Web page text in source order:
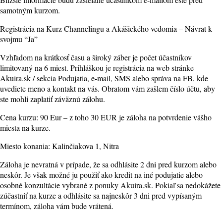
samotným kurzom.
Registrácia na Kurz Channelingu a Akášického vedomia – Návrat k
svojmu “Ja”
Vzhľadom na krátkosť času a široký záber je počet účastníkov
limitovaný na 6 miest. Prihláškou je registrácia na web stránke
Akuira.sk / sekcia Podujatia, e-mail, SMS alebo správa na FB, kde
uvediete meno a kontakt na vás. Obratom vám zašlem číslo účtu, aby
ste mohli zaplatiť záväznú zálohu.
Cena kurzu: 90 Eur – z toho 30 EUR je záloha na potvrdenie vášho
miesta na kurze.
Miesto konania: Kalinčiakova 1, Nitra
Záloha je nevratná v prípade, že sa odhlásite 2 dni pred kurzom alebo
neskôr. Je však možné ju použiť ako kredit na iné podujatie alebo
osobné konzultácie vybrané z ponuky Akuira.sk. Pokiaľ sa nedokážete
zúčastniť na kurze a odhlásite sa najneskôr 3 dni pred vypísaným
termínom, záloha vám bude vrátená.